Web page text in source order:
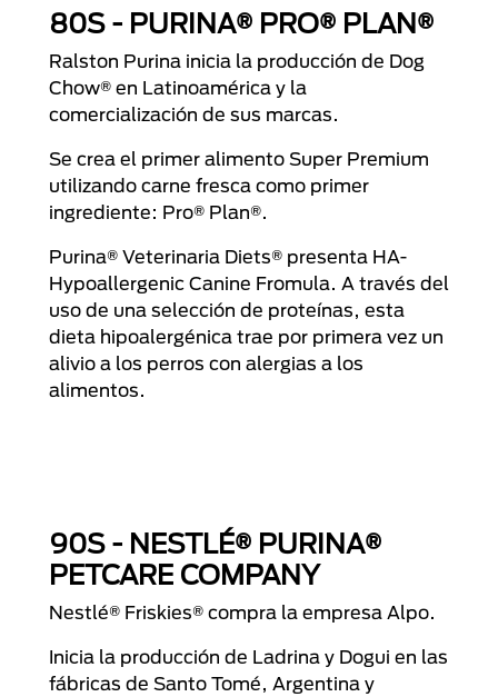
80S - PURINA® PRO® PLAN®
Ralston Purina inicia la producción de Dog
Chow® en Latinoamérica y la
comercialización de sus marcas.
Se crea el primer alimento Super Premium
utilizando carne fresca como primer
ingrediente: Pro® Plan®.
Purina® Veterinaria Diets® presenta HA-
Hypoallergenic Canine Fromula. A través del
uso de una selección de proteínas, esta
dieta hipoalergénica trae por primera vez un
alivio a los perros con alergias a los
alimentos.
90S - NESTLÉ® PURINA®
PETCARE COMPANY
Nestlé® Friskies® compra la empresa Alpo.
Inicia la producción de Ladrina y Dogui en las
fábricas de Santo Tomé, Argentina y